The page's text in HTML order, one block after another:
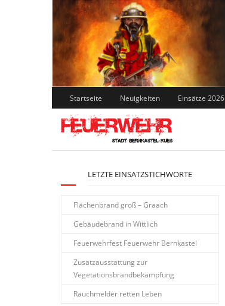
Skip
to
content
Startseite Neuigkeiten Einsätze 2026
LETZTE EINSATZSTICHWORTE
Flächenbrand groß – Graach
Gebäudebrand in Wittlich
Feuerwehrfest Feuerwehr Bernkastel
Zusatzausstattung zur
Vegetationsbrandbekämpfung
Rauchmelder retten Leben